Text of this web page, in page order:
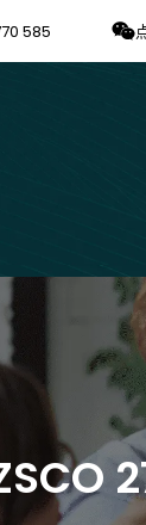
585